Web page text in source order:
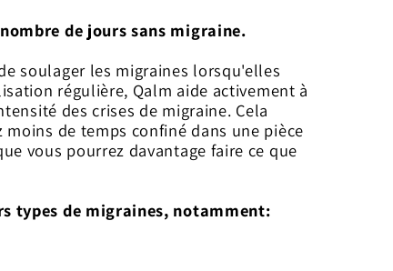
de jours sans migraine.
soulager les migraines lorsqu'elles
régulière, Qalm aide activement à
des crises de migraine. Cela
moins de temps confiné dans une pièce
vous pourrez davantage faire ce que
types de migraines, notamment: